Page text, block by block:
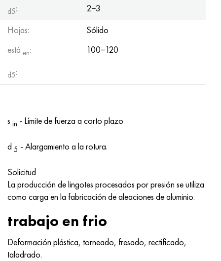
d5:
2−3
Hojas:
Sólido
está en: 100−120
d5:
s in - Límite de fuerza a corto plazo
d 5 - Alargamiento a la rotura.
Solicitud
La producción de lingotes procesados por presión se utiliza
como carga en la fabricación de aleaciones de aluminio.
trabajo en frio
Deformación plástica, torneado, fresado, rectificado,
taladrado.
Hastelloy C-276
Hastelloy C2000
Hastelloy 3
udimet 500
udimet 720
40XFA, 1.7223, AISI 4142
45X, 45h, 1.7035
45HN2MFA, k2425, 45hnmf